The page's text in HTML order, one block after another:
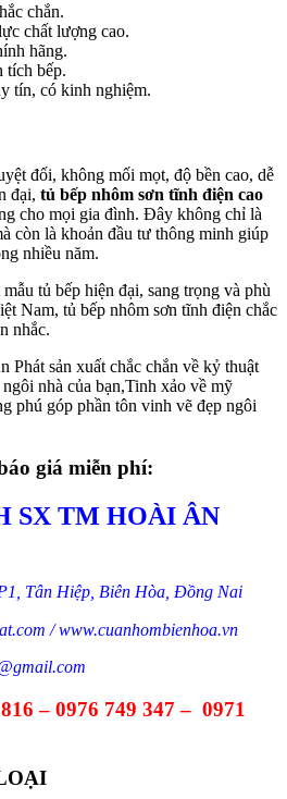
chắn.
chất lượng cao.
hãng.
tích bếp.
tín, có kinh nghiệm.
đối, không mối mọt, độ bền cao, dễ
đại, tủ bếp nhôm sơn tĩnh điện cao
cho mọi gia đình. Đây không chỉ là
còn là khoản đầu tư thông minh giúp
nhiều năm.
tủ bếp hiện đại, sang trọng và phù
Nam, tủ bếp nhôm sơn tĩnh điện chắc
nhắc.
Phát sản xuất chắc chắn về kỷ thuật
nhà của bạn,Tinh xảo về mỹ
phú góp phần tôn vinh vẽ đẹp ngôi
giá miễn phí:
SX TM HOÀI ÂN
Tân Hiệp, Biên Hòa, Đồng Nai
/ www.cuanhombienhoa.vn
– 0976 749 347 – 0971